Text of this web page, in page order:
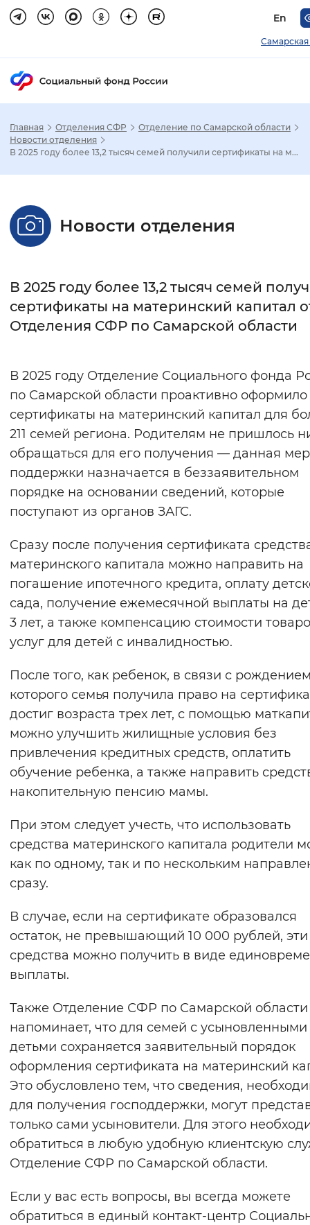
En
Самарская
Настройка режима отображения
Стандартный Увеличенный
С засечками
Интервал между буквами
Цвет сайта
Монохромный
Синий фон
Изображения
Включены
Воспроизвести Остановить
Вернуть стандартные настройки
Главная Отделения СФР
Отделение по Самарской области
Новости отделения
В 2025 году более 13,2 тысяч семей получили сертификаты на м...
Новости отделения
В 2025 году более 13,2 тысяч семей
сертификаты на материнский капитал
Отделения СФР по Самарской области
В 2025 году Отделение Социального фонда
по Самарской области проактивно оформило
сертификаты на материнский капитал для
211 семей региона. Родителям не пришлось
обращаться для его получения — данная
поддержки назначается в беззаявительном
порядке на основании сведений, которые
поступают из органов ЗАГС.
Сразу после получения сертификата
материнского капитала можно направить на
погашение ипотечного кредита, оплату
сада, получение ежемесячной выплаты на
3 лет, а также компенсацию стоимости
услуг для детей с инвалидностью.
После того, как ребенок, в связи с
которого семья получила право на
достиг возраста трех лет, с помощью
можно улучшить жилищные условия без
привлечения кредитных средств, оплатить
обучение ребенка, а также направить
накопительную пенсию мамы.
При этом следует учесть, что использовать
средства материнского капитала родители
как по одному, так и по нескольким
сразу.
В случае, если на сертификате образовался
остаток, не превышающий 10 000 рублей, эти
средства можно получить в виде
выплаты.
Также Отделение СФР по Самарской области
напоминает, что для семей с усыновленными
детьми сохраняется заявительный порядок
оформления сертификата на материнский
Это обусловлено тем, что сведения,
для получения господдержки, могут
только сами усыновители. Для этого
обратиться в любую удобную клиентскую
Отделение СФР по Самарской области.
Если у вас есть вопросы, вы всегда можете
обратиться в единый контакт-центр